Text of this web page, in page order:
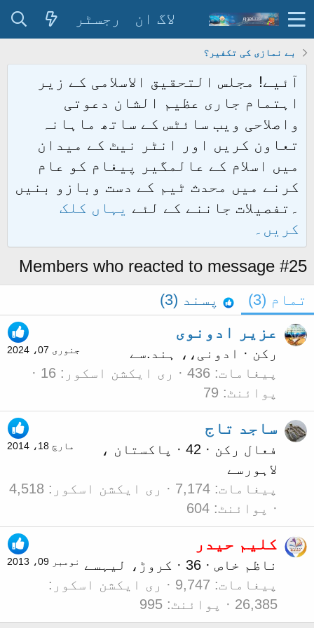
لاگ ان رجسٹر
بے نمازی کی تکفیر؟
آئیے! مجلس التحقیق الاسلامی کے زیر
اہتمام جاری عظیم الشان دعوتی
واصلاحی ویب سائٹس کے ساتھ ماہانہ
تعاون کریں اور انٹر نیٹ کے میدان
میں اسلام کے عالمگیر پیغام کو عام
کرنے میں محدث ٹیم کے دست وبازو بنیں
۔تفصیلات جاننے کے لئے یہاں کلک
کریں۔
Members who reacted to message #25
تمام (3) پسند (3)
جنوری 07، 2024
عزیر ادونوی
رکن · ادونی،، ہند.سے
پیغامات 436 ری ایکشن اسکور
16
پوائنٹ
79
مارچ 18، 2014
ساجد تاج
فعال رکن ·
· پاکستان ،
لاہور سے
پیغامات 7,174 ری ایکشن اسکور
4,518
پوائنٹ 604
نومبر 09، 2013
کلیم حیدر
ناظم خاص ·
· کروڑ، لیہ سے
پیغامات
9,747
ری ایکشن اسکور
26,385
پوائنٹ 995